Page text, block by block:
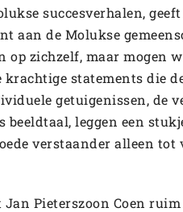
succesverhalen,
aan de Molukse
op zichzelf, maar mogen
statements die
getuigenissen, de
beeldtaal, leggen een
verstaander alleen
Jan Pieterszoon Coen